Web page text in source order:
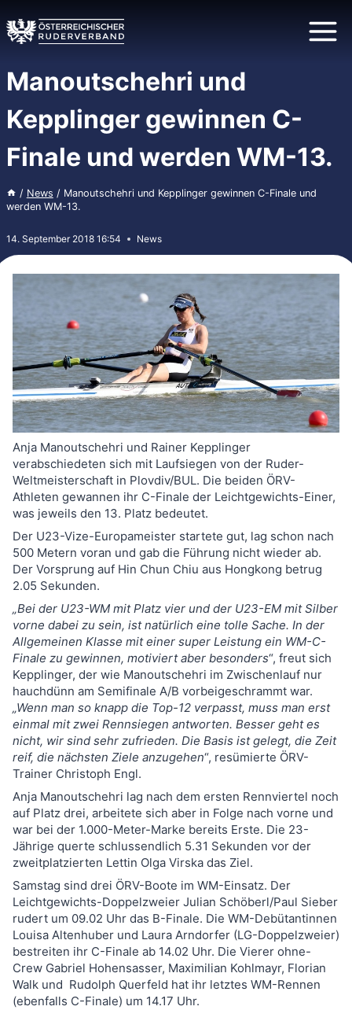
Inhalt
springen
Manoutschehri und
Kepplinger gewinnen C-
Finale und werden WM-13.
/ News / Manoutschehri und Kepplinger gewinnen C-Finale und
werden WM-13.
14. September 2018 16:54 News
Anja Manoutschehri und Rainer Kepplinger
verabschiedeten sich mit Laufsiegen von der Ruder-
Weltmeisterschaft in Plovdiv/BUL. Die beiden ÖRV-
Athleten gewannen ihr C-Finale der Leichtgewichts-Einer,
was jeweils den 13. Platz bedeutet.
Der U23-Vize-Europameister startete gut, lag schon nach
500 Metern voran und gab die Führung nicht wieder ab.
Der Vorsprung auf Hin Chun Chiu aus Hongkong betrug
2.05 Sekunden.
„Bei der U23-WM mit Platz vier und der U23-EM mit Silber
vorne dabei zu sein, ist natürlich eine tolle Sache. In der
Allgemeinen Klasse mit einer super Leistung ein WM-C-
Finale zu gewinnen, motiviert aber besonders“, freut sich
Kepplinger, der wie Manoutschehri im Zwischenlauf nur
hauchdünn am Semifinale A/B vorbeigeschrammt war.
„Wenn man so knapp die Top-12 verpasst, muss man erst
einmal mit zwei Rennsiegen antworten. Besser geht es
nicht, wir sind sehr zufrieden. Die Basis ist gelegt, die Zeit
reif, die nächsten Ziele anzugehen“, resümierte ÖRV-
Trainer Christoph Engl.
Anja Manoutschehri lag nach dem ersten Rennviertel noch
auf Platz drei, arbeitete sich aber in Folge nach vorne und
war bei der 1.000-Meter-Marke bereits Erste. Die 23-
Jährige querte schlussendlich 5.31 Sekunden vor der
zweitplatzierten Lettin Olga Virska das Ziel.
Samstag sind drei ÖRV-Boote im WM-Einsatz. Der
Leichtgewichts-Doppelzweier Julian Schöberl/Paul Sieber
rudert um 09.02 Uhr das B-Finale. Die WM-Debütantinnen
Louisa Altenhuber und Laura Arndorfer (LG-Doppelzweier)
bestreiten ihr C-Finale ab 14.02 Uhr. Die Vierer ohne-
Crew Gabriel Hohensasser, Maximilian Kohlmayr, Florian
Walk und Rudolph Querfeld hat ihr letztes WM-Rennen
(ebenfalls C-Finale) um 14.17 Uhr.